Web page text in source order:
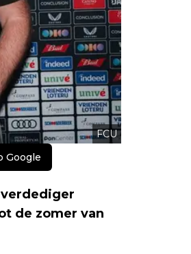
FCU
Google
de zomer van